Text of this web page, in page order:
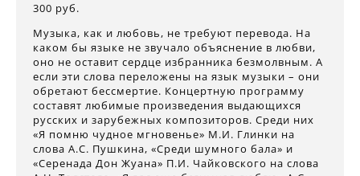
300 руб.
Музыка, как и любовь, не требуют перевода. На
каком бы языке не звучало объяснение в любви,
оно не оставит сердце избранника безмолвным. А
если эти слова переложены на язык музыки – они
обретают бессмертие. Концертную программу
составят любимые произведения выдающихся
русских и зарубежных композиторов. Среди них
«Я помню чудное мгновенье» М.И. Глинки на
слова А.С. Пушкина, «Среди шумного бала» и
«Серенада Дон Жуана» П.И. Чайковского на слова